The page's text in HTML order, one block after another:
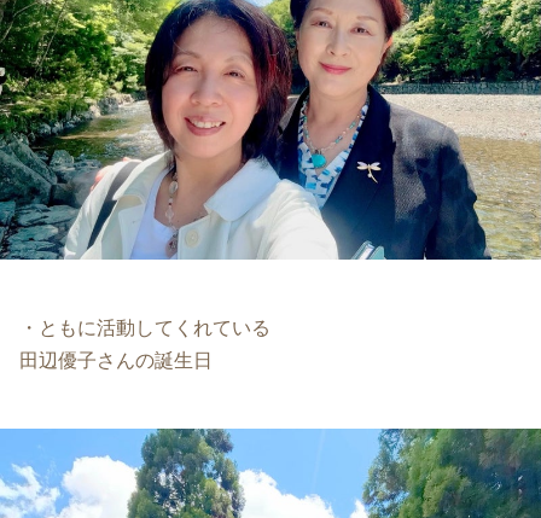
・ともに活動してくれている
田辺優子さんの誕生日